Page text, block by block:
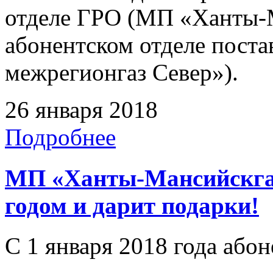
отделе ГРО (МП «Ханты-
абонентском отделе
межрегионгаз Север»).
26 января 2018
Подробнее
МП «Ханты-
годом и дарит подарки!
С 1 января 2018 года